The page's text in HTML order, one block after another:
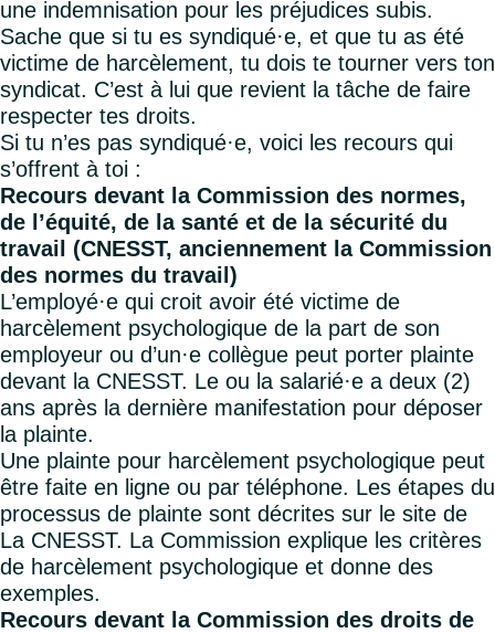
une indemnisation pour les préjudices subis.
Sache que si tu es syndiqué·e, et que tu as été
victime de harcèlement, tu dois te tourner vers ton
syndicat. C’est à lui que revient la tâche de faire
respecter tes droits.
Si tu n’es pas syndiqué·e, voici les recours qui
s’offrent à toi :
Recours devant la Commission des normes,
de l’équité, de la santé et de la sécurité du
travail (CNESST, anciennement la Commission
des normes du travail)
L’employé·e qui croit avoir été victime de
harcèlement psychologique de la part de son
employeur ou d’un·e collègue peut porter plainte
devant la CNESST. Le ou la salarié·e a deux (2)
ans après la dernière manifestation pour déposer
la plainte.
Une plainte pour harcèlement psychologique peut
être faite en ligne ou par téléphone. Les étapes du
processus de plainte sont décrites sur le site de
La CNESST. La Commission explique les critères
de harcèlement psychologique et donne des
exemples.
Recours devant la Commission des droits de